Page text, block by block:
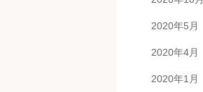
2020年5月
2020年4月
2020年1月